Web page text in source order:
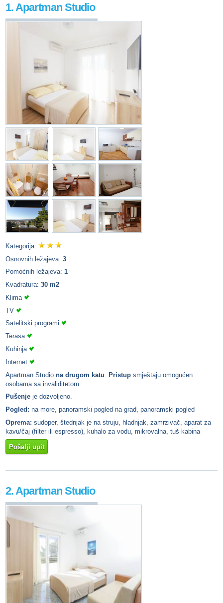
1. Apartman Studio
Kategorija:
Osnovnih ležajeva: 3
Pomoćnih ležajeva: 1
Kvadratura: 30 m2
Klima
TV
Satelitski programi
Terasa
Kuhinja
Internet
Apartman Studio na drugom katu Pristup smještaju omogućen
osobama sa invaliditetom.
Pušenje je dozvoljeno.
Pogled: na more, panoramski pogled na grad, panoramski pogled
Oprema: sudoper, štednjak je na struju, hladnjak, zamrzivač, aparat za
kavu/čaj (filter ili espresso), kuhalo za vodu, mikrovalna, tuš kabina
Pošalji upit
2. Apartman Studio